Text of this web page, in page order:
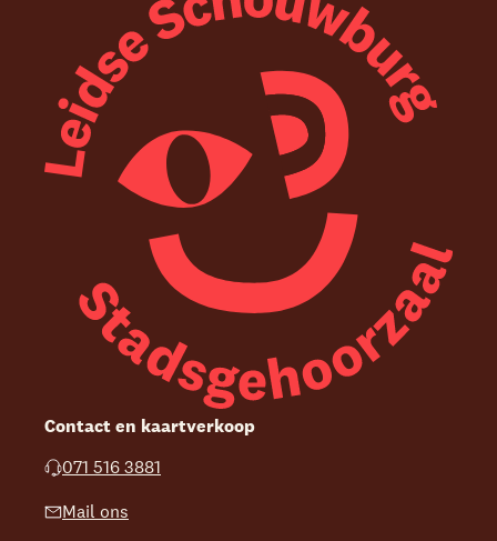
Contact en kaartverkoop
071 516 3881
Mail ons